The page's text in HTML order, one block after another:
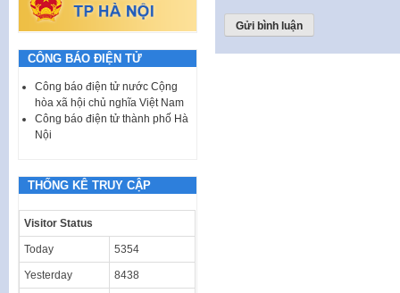
CÔNG BÁO ĐIỆN TỬ
Công báo điện tử nước Cộng
hòa xã hội chủ nghĩa Việt Nam
Công báo điện tử thành phố Hà
Nội
THỐNG KÊ TRUY CẬP
Visitor Status
Today 5354
Yesterday 8438